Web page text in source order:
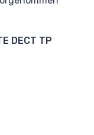
DECT TP